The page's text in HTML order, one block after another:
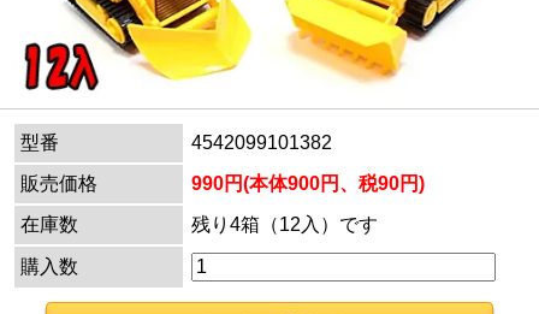
型番
4542099101382
販売価格
990円(本体900円、税90円)
在庫数
残り4箱（12入）です
購入数